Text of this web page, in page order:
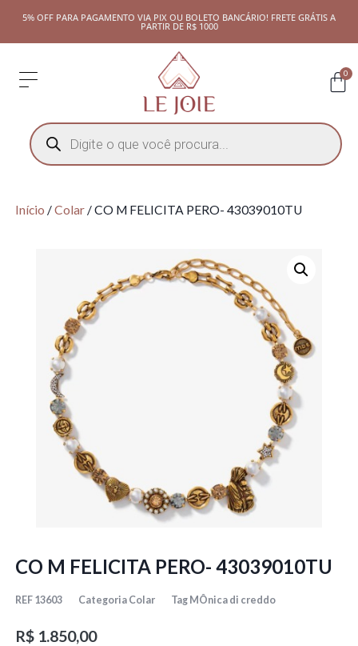
5% OFF PARA PAGAMENTO VIA PIX OU BOLETO BANCÁRIO! FRETE GRÁTIS A
PARTIR DE R$ 1000
0
Início /Colar/ CO M FELICITA PERO- 43039010TU
CO M FELICITA PERO- 43039010TU
REF 13603 Categoria Colar Tag MÔnica di creddo
R$1.850,00